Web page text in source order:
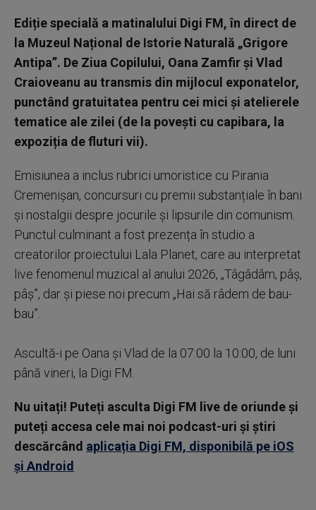
Ediție specială a matinalului Digi FM, în direct de
la Muzeul Național de Istorie Naturală „Grigore
Antipa”. De Ziua Copilului, Oana Zamfir și Vlad
Craioveanu au transmis din mijlocul exponatelor,
punctând gratuitatea pentru cei mici și atelierele
tematice ale zilei (de la povești cu capibara, la
expoziția de fluturi vii).
Emisiunea a inclus rubrici umoristice cu Pirania
Cremenișan, concursuri cu premii substanțiale în bani
și nostalgii despre jocurile și lipsurile din comunism.
Punctul culminant a fost prezența în studio a
creatorilor proiectului Lala Planet, care au interpretat
live fenomenul muzical al anului 2026, „Tâgâdâm, pâș,
pâș”, dar și piese noi precum „Hai să râdem de bau-
bau”.
Ascultă-i pe Oana și Vlad de la 07:00 la 10:00, de luni
până vineri, la Digi FM.
Nu uitați! Puteți asculta Digi FM live de oriunde și
puteți accesa cele mai noi podcast-uri și știri
descărcând aplicația Digi FM, disponibilă pe iOS
și Android